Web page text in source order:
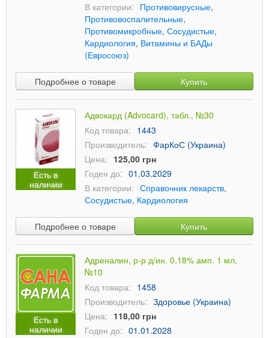
В категории: Противовирусные,
Противовоспалительные,
Противомикробные, Сосудистые,
Кардиология, Витамины и БАДы
(Евросоюз)
Подробнее о товаре Купить
Есть в
наличии
Адвокард (Advocard), табл., №30
Код товара: 1443
Производитель: ФарКоС (Украина)
Цена: 125,00 грн
Годен до: 01.03.2029
В категории: Справочник лекарств,
Сосудистые, Кардиология
Подробнее о товаре Купить
Есть в
наличии
Адреналин, р-р д/ин. 0,18% амп. 1 мл,
№10
Код товара: 1458
Производитель: Здоровье (Украина)
Цена: 118,00 грн
Годен до: 01.01.2028